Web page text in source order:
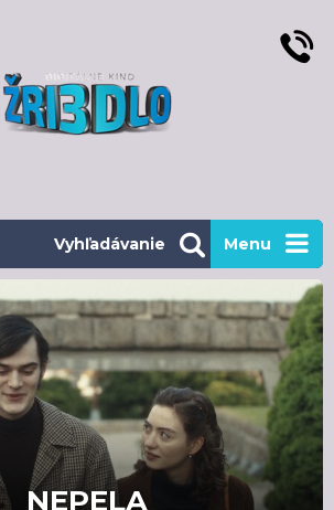
Menu
Vyhľadávanie
NEPELA